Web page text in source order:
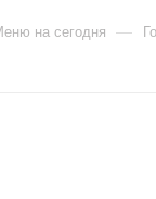
на сегодня —